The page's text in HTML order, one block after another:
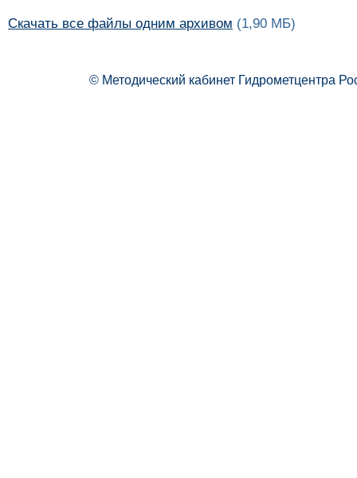
Скачать все файлы одним архивом (1,90 МБ)
© Методический кабинет Гидрометцентра